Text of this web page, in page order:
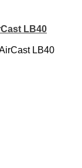
LB40
LB40